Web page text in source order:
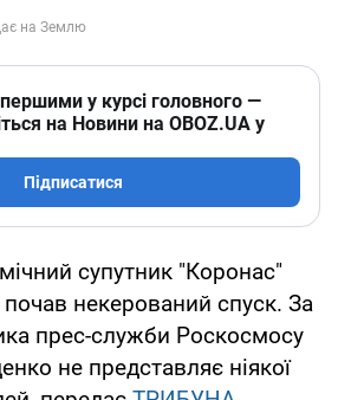
у курсі головного —
на Новини на OBOZ.UA у
Підписатися
супутник "Коронас"
некерований спуск. За
прес-служби Роскосмосу
не представляє ніякої